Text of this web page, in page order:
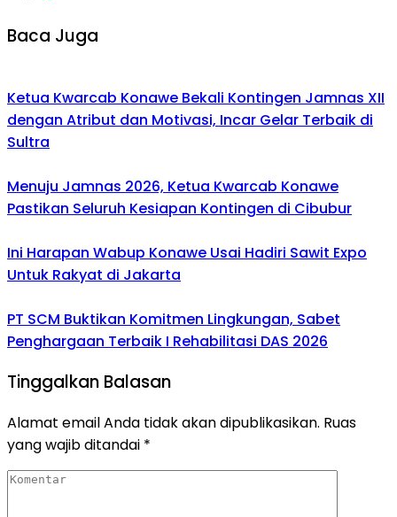
Baca Juga
Ketua Kwarcab Konawe Bekali Kontingen Jamnas XII
dengan Atribut dan Motivasi, Incar Gelar Terbaik di
Sultra
Menuju Jamnas 2026, Ketua Kwarcab Konawe
Pastikan Seluruh Kesiapan Kontingen di Cibubur
Ini Harapan Wabup Konawe Usai Hadiri Sawit Expo
Untuk Rakyat di Jakarta
PT SCM Buktikan Komitmen Lingkungan, Sabet
Penghargaan Terbaik I Rehabilitasi DAS 2026
Tinggalkan Balasan
Alamat email Anda tidak akan dipublikasikan. Ruas
yang wajib ditandai *